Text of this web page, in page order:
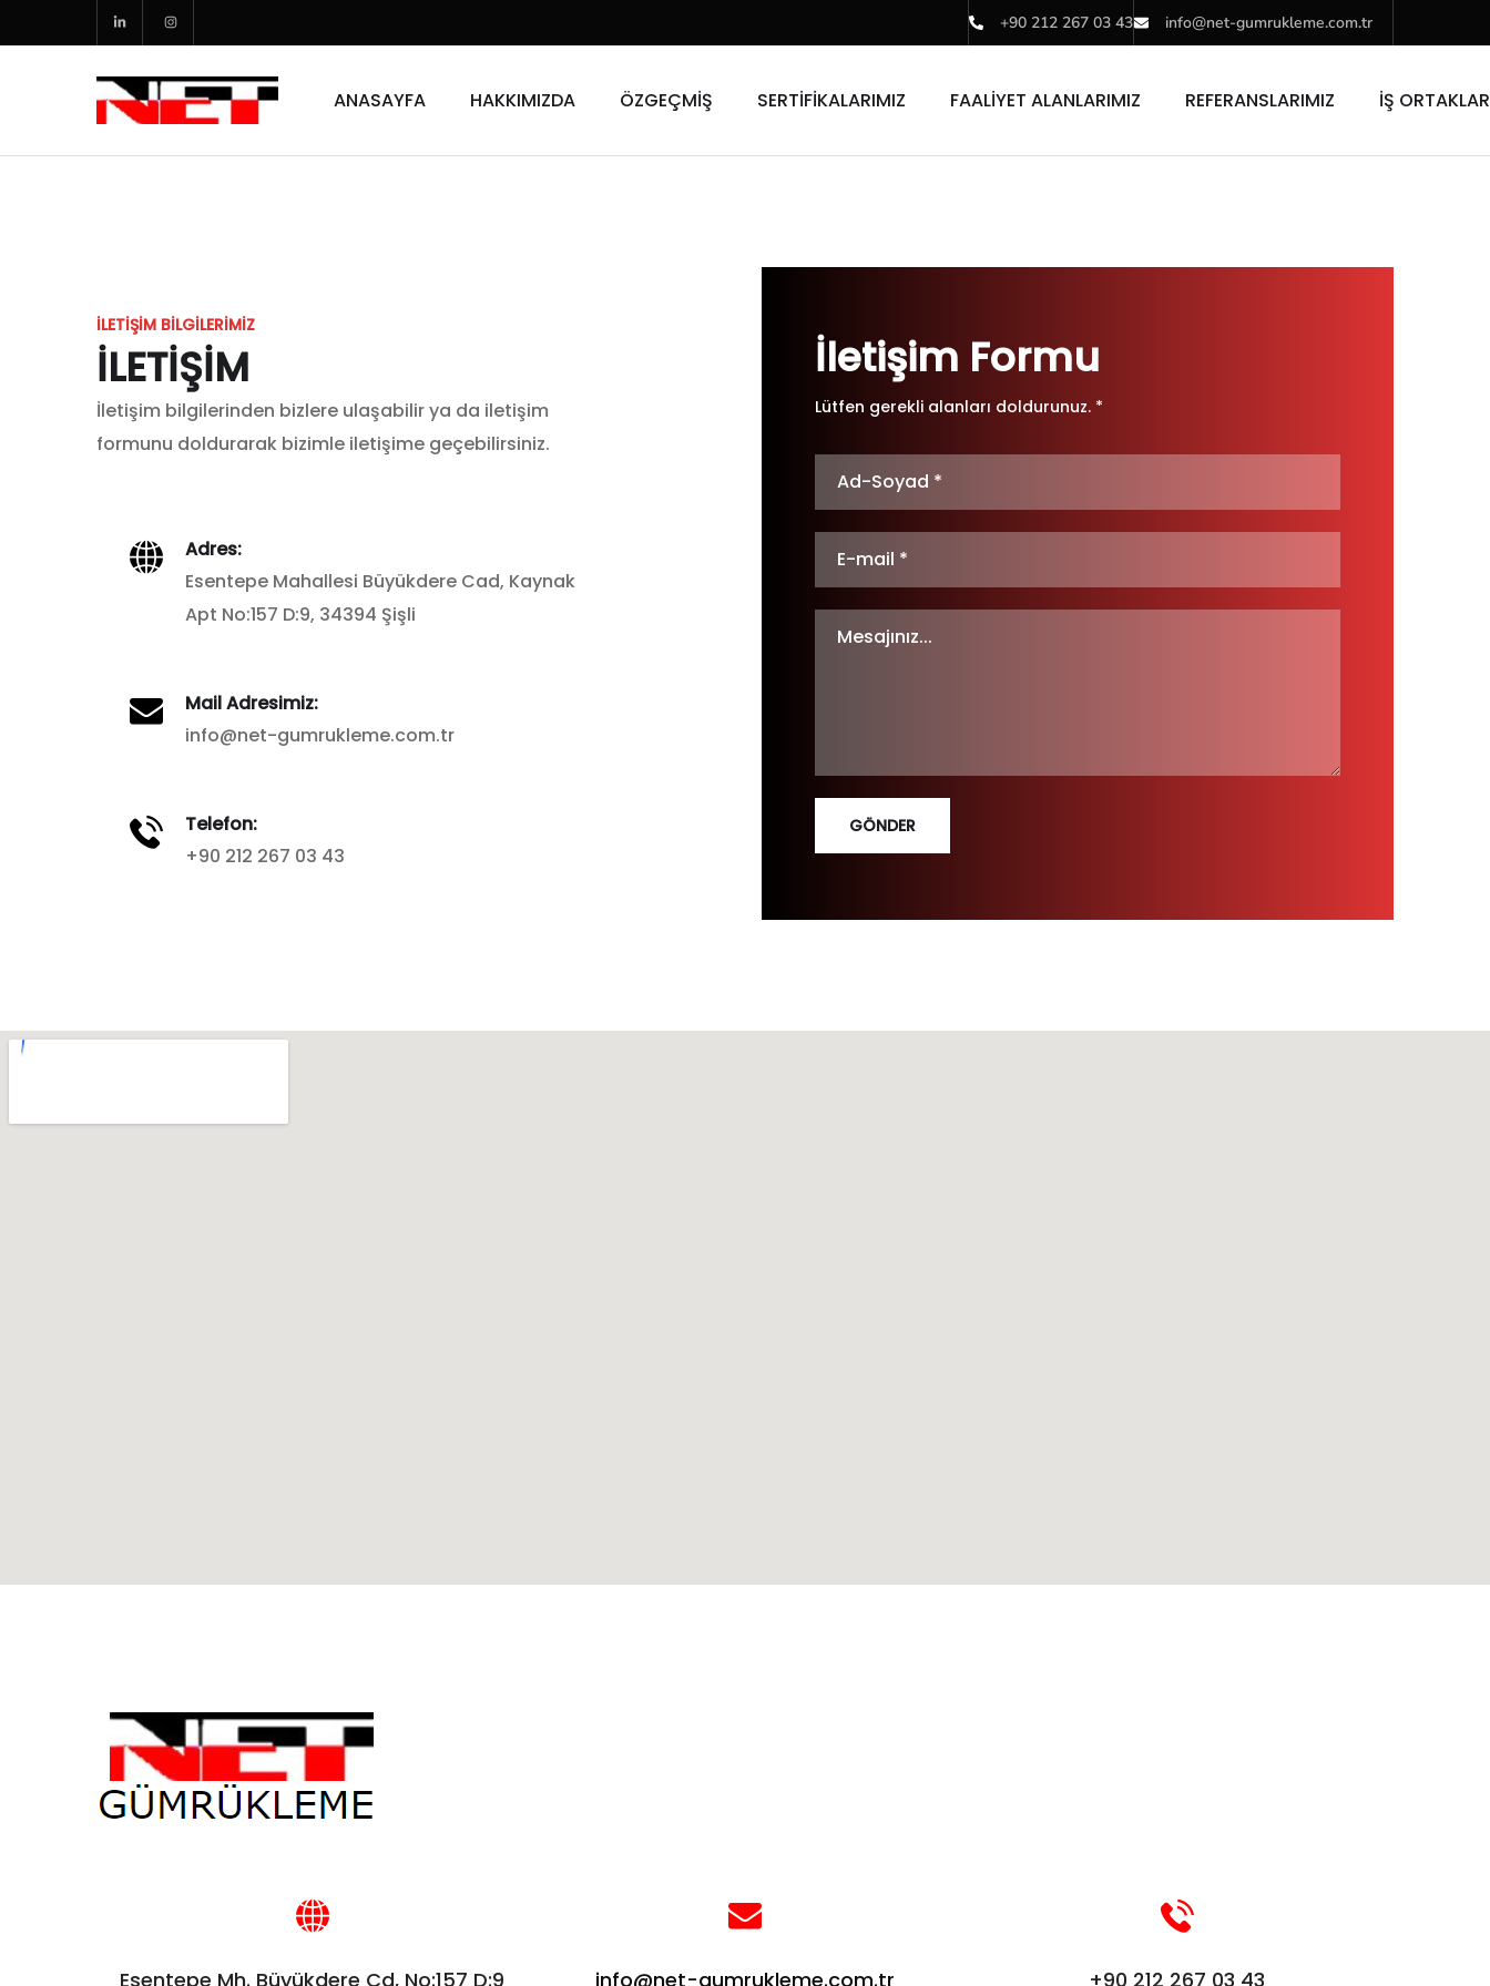
+90 212 267 03 43 info@net-gumrukleme.com.tr
ANASAYFA HAKKIMIZDA ÖZGEÇMİŞ SERTİFİKALARIMIZ FAALİYET ALANLARIMIZ REFERANSLARIMIZ İŞ
İLETİŞİM BİLGİLERİMİZ
İLETİŞİM
İletişim bilgilerinden bizlere ulaşabilir ya da iletişim
formunu doldurarak bizimle iletişime geçebilirsiniz.
Adres:
Esentepe Mahallesi Büyükdere Cad, Kaynak
Apt No:157 D:9, 34394 Şişli
Mail Adresimiz:
info@net-gumrukleme.com.tr
Telefon:
+90 212 267 03 43
İletişim Formu
Lütfen gerekli alanları doldurunuz. *
GÖNDER
Esentepe Mh. Büyükdere Cd, No:157 D:9 info@net-gumrukleme.com.tr +90 212 267 03 43